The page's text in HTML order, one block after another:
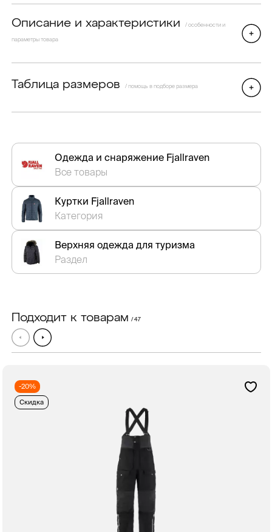
Описание и характеристики / особенности и
параметры товара
Таблица размеров / помощь в подборе размера
Одежда и снаряжение Fjallraven
Все товары
Куртки Fjallraven
Категория
Верхняя одежда для туризма
Раздел
Подходит к товарам / 47
-20%
Скидка